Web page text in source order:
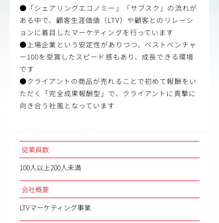
●「シェアリングエコノミー」「サブスク」の流れが
ある中で、顧客生涯価値（LTV）や顧客とのリレーシ
ョンに着目したマーケティングを行っています
●上場企業という安定性がありつつ、ベストベンチャ
ー100を受賞したスピード感もあり、成長できる環境
です
●クライアントの商品が売れることで初めて報酬をい
ただく「完全成果報酬型」で、クライアントに真摯に
向き合う社風となっています
従業員数
100人以上200人未満
会社概要
LTVマーケティング事業